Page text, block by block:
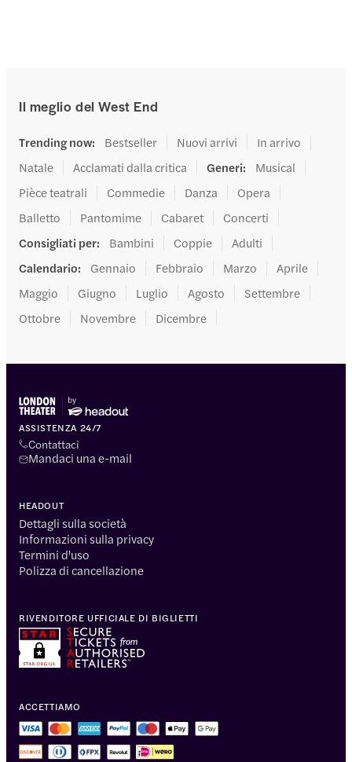
Il meglio del West End
Trending now: Bestseller Nuovi arrivi
In arrivo
Natale
Acclamati dalla critica Generi:
Musical
Pièce teatrali
Commedie Danza
Opera
Balletto
Pantomime Cabaret
Concerti
Consigliati per: Bambini Coppie
Adulti
Calendario: Gennaio Febbraio Marzo
Aprile
Maggio
Giugno Luglio Agosto
Settembre
Ottobre
Novembre Dicembre
ASSISTENZA 24/7
Contattaci
Mandaci una e-mail
HEADOUT
Dettagli sulla società
Informazioni sulla privacy
Termini d'uso
Polizza di cancellazione
ACCETTIAMO
RIVENDITORE UFFICIALE DI BIGLIETTI